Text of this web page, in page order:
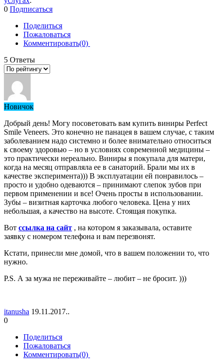
0 Подписаться
Поделиться
Пожаловаться
Комментировать(0)
5 Ответы
Новичок
Добрый день! Могу посоветовать вам купить виниры Perfect
Smile Veneers. Это конечно не панацея в вашем случае, с таким
заболеванием надо системно и более внимательно относиться
к своему здоровью – но в условиях современной медицины –
это практически нереально. Виниры я покупала для матери,
когда на месяц отправляла ее в санаторий. Брали мы их в
качестве эксперимента))) В эксплуатации ей понравилось –
просто и удобно одеваются – принимают слепок зубов при
первом применении и все! Очень просты в использовании.
Зубы – визитная карточка любого человека. Цена у них
небольшая, а качество на высоте. Стоящая покупка.
Вот ссылка на сайт , на котором я заказывала, оставите
заявку с номером телефона и вам перезвонят.
Кстати, принесли мне домой, что в вашем положении то, что
нужно.
P.S. А за мужа не переживайте – любит – не бросит. )))
itanusha 19.11.2017..
0
Поделиться
Пожаловаться
Комментировать(0)